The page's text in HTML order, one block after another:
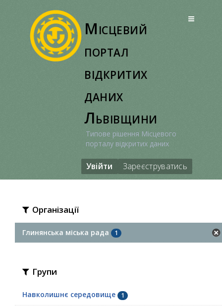
Місцевий
портал
відкритих
даних
Львівщини
Типове рішення Місцевого
порталу відкритих даних
Увійти Зареєструватись
Організації
Глинянська міська рада 1
Групи
Навколишнє середовище 1